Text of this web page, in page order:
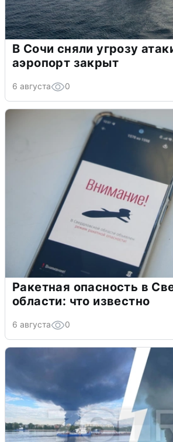
В Сочи сняли угрозу
аэропорт закрыт
6 августа 0
Ракетная опасность в
области: что известно
6 августа 0